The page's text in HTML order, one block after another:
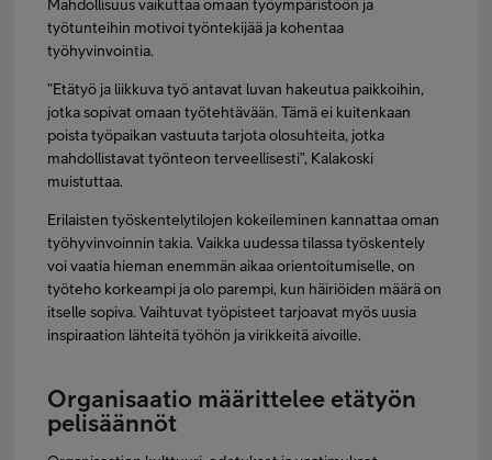
Mahdollisuus vaikuttaa omaan työympäristöön ja
työtunteihin motivoi työntekijää ja kohentaa
työhyvinvointia.
”Etätyö ja liikkuva työ antavat luvan hakeutua paikkoihin,
jotka sopivat omaan työtehtävään. Tämä ei kuitenkaan
poista työpaikan vastuuta tarjota olosuhteita, jotka
mahdollistavat työnteon terveellisesti”, Kalakoski
muistuttaa.
Erilaisten työskentelytilojen kokeileminen kannattaa oman
työhyvinvoinnin takia. Vaikka uudessa tilassa työskentely
voi vaatia hieman enemmän aikaa orientoitumiselle, on
työteho korkeampi ja olo parempi, kun häiriöiden määrä on
itselle sopiva. Vaihtuvat työpisteet tarjoavat myös uusia
inspiraation lähteitä työhön ja virikkeitä aivoille.
Organisaatio määrittelee etätyön
pelisäännöt